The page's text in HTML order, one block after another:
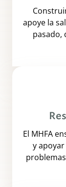
apoye la
pasado,
El MHFA
y